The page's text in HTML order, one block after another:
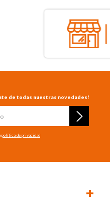
de todas nuestras novedades!
política de privacidad
+